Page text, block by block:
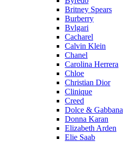
Britney Spears
Burberry
Bvlgari
Cacharel
Calvin Klein
Chanel
Carolina Herrera
Chloe
Christian Dior
Clinique
Creed
Dolce & Gabbana
Donna Karan
Elizabeth Arden
Elie Saab